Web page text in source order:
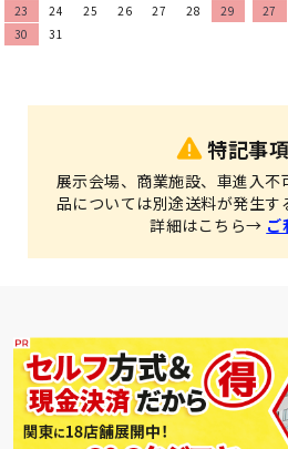
23
24 25 26 27 28
29
30
31
27
特記事項
展示会場、商業施設、車進入不
品については別途送料が発生す
詳細はこちら→ ご